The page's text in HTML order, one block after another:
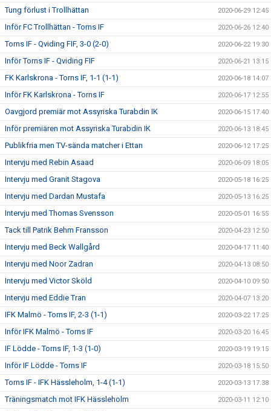
Tung förlust i Trollhättan 2020-06-29 12:45
Inför FC Trollhättan - Torns IF 2020-06-26 12:40
Torns IF - Qviding FIF, 3-0 (2-0) 2020-06-22 19:30
Inför Torns IF - Qviding FIF 2020-06-21 13:15
FK Karlskrona - Torns IF, 1-1 (1-1) 2020-06-18 14:07
Inför FK Karlskrona - Torns IF 2020-06-17 12:55
Oavgjord premiär mot Assyriska Turabdin IK 2020-06-15 17:40
Inför premiären mot Assyriska Turabdin IK 2020-06-13 18:45
Publikfria men TV-sända matcher i Ettan 2020-06-12 17:25
Intervju med Rebin Asaad 2020-06-09 18:05
Intervju med Granit Stagova 2020-05-18 16:25
Intervju med Dardan Mustafa 2020-05-13 16:25
Intervju med Thomas Svensson 2020-05-01 16:55
Tack till Patrik Behm Fransson 2020-04-23 12:50
Intervju med Beck Wallgård 2020-04-17 11:40
Intervju med Noor Zadran 2020-04-13 08:50
Intervju med Victor Sköld 2020-04-10 09:50
Intervju med Eddie Tran 2020-04-07 13:20
IFK Malmö - Torns IF, 2-3 (1-1) 2020-03-22 17:25
Inför IFK Malmö - Torns IF 2020-03-20 16:45
IF Lödde - Torns IF, 1-3 (1-0) 2020-03-19 19:15
Inför IF Lödde - Torns IF 2020-03-18 15:50
Torns IF - IFK Hässleholm, 1-4 (1-1) 2020-03-13 17:38
Träningsmatch mot IFK Hässleholm 2020-03-11 12:10